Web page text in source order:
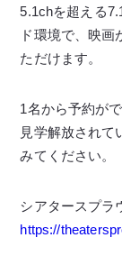
5.1chを超える
ド環境で、映
ただけます。
1名から予約が
見学解放されて
みてください。
シアタースプラ
https://